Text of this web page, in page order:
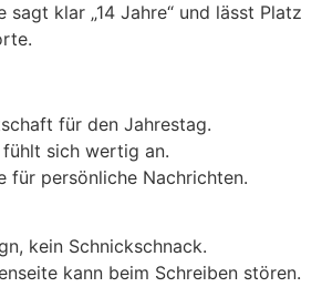
sagt klar „14 Jahre“ und lässt Platz
für den Jahrestag.
sich wertig an.
für persönliche Nachrichten.
kein Schnickschnack.
kann beim Schreiben stören.